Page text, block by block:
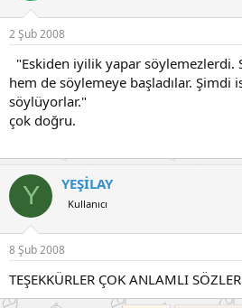
2 Şub 2008
"Eskiden iyilik yapar söylemezlerdi.
hem de söylemeye başladılar. Şimdi
söylüyorlar."
çok doğru.
Y YEŞİLAY
Kullanıcı
8 Şub 2008
TEŞEKKÜRLER ÇOK ANLAMLI SÖZLER